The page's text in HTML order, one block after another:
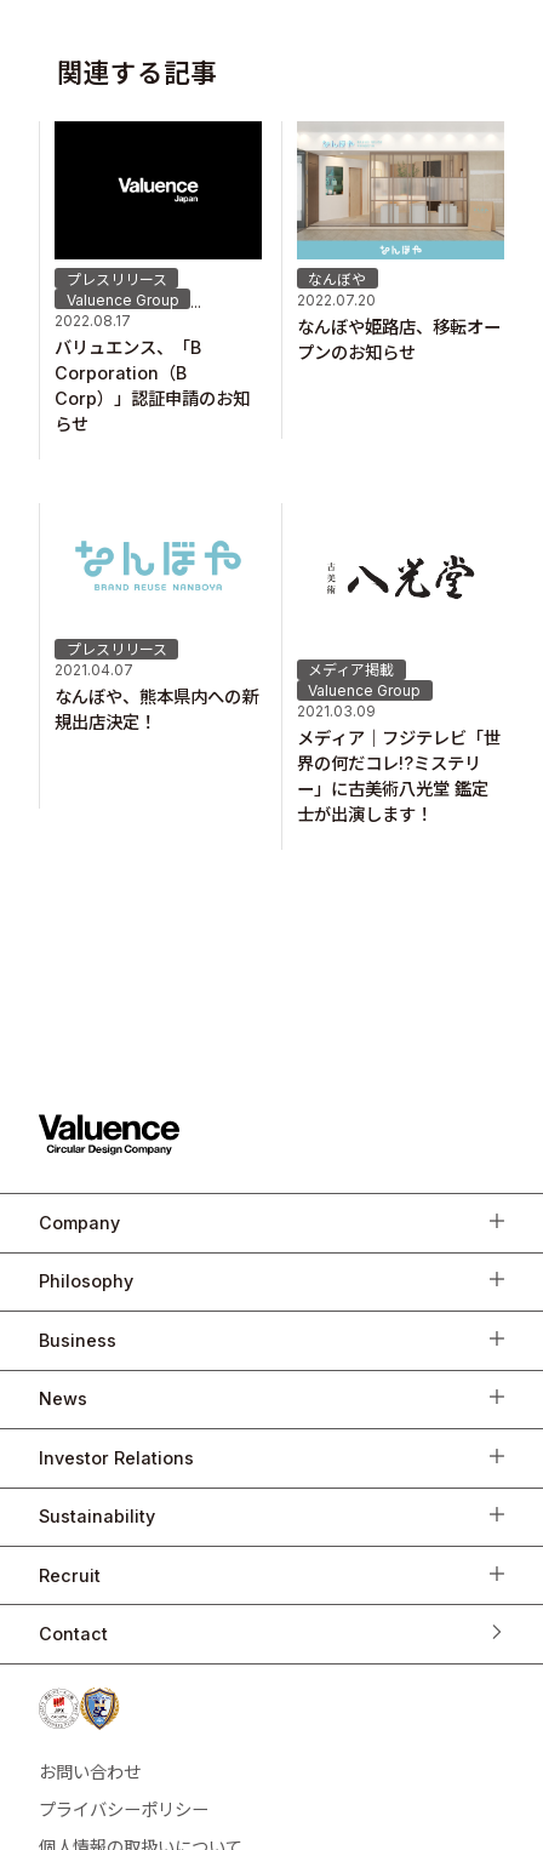
関連する記事
プレスリリース
Valuence Group
...
2022.08.17
バリュエンス、「B
Corporation（B
Corp）」認証申請のお知
らせ
なんぼや
2022.07.20
なんぼや姫路店、移転オー
プンのお知らせ
プレスリリース
2021.04.07
なんぼや、熊本県内への新
規出店決定！
メディア掲載
Valuence Group
2021.03.09
メディア｜フジテレビ「世
界の何だコレ!?ミステリ
ー」に古美術八光堂 鑑定
士が出演します！
Company
Philosophy
Business
News
Investor Relations
Sustainability
Recruit
Contact
お問い合わせ
プライバシーポリシー